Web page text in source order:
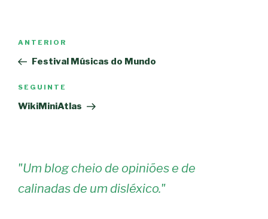
artigos
Conteúdo
anterior
ANTERIOR
Festival Músicas do Mundo
Conteúdo
seguinte
SEGUINTE
WikiMiniAtlas
"Um blog cheio de opiniões e de
calinadas de um disléxico."